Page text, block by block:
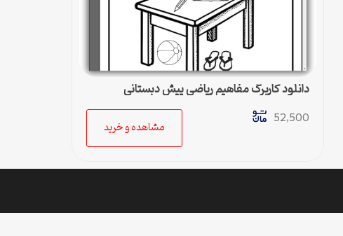
دانلود کاربرگ مفاهیم ریاضی پیش دبستانی
52,500
مشاهده و خرید